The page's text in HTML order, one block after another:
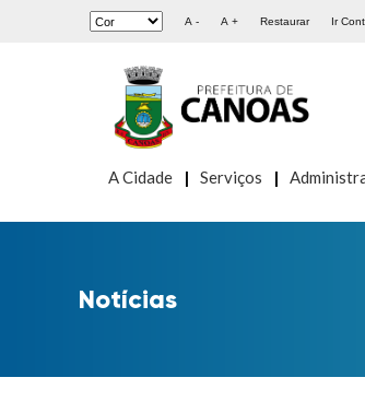
A - A + Restaurar Ir
A Cidade Serviços
Notícias